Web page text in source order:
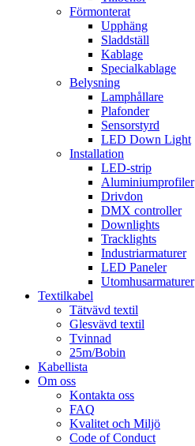
Förmonterat
Upphäng
Sladdställ
Kablage
Specialkablage
Belysning
Lamphållare
Plafonder
Sensorstyrd
LED Down Light
Installation
LED-strip
Aluminiumprofiler
Drivdon
DMX controller
Downlights
Tracklights
Industriarmaturer
LED Paneler
Utomhusarmaturer
Textilkabel
Tätvävd textil
Glesvävd textil
Tvinnad
25m/Bobin
Kabellista
Om oss
Kontakta oss
FAQ
Kvalitet och Miljö
Code of Conduct